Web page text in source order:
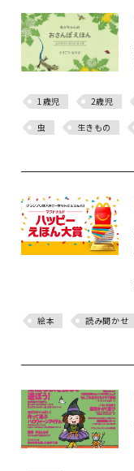
1歳児 2歳児
虫 生きもの
絵本 読み聞かせ